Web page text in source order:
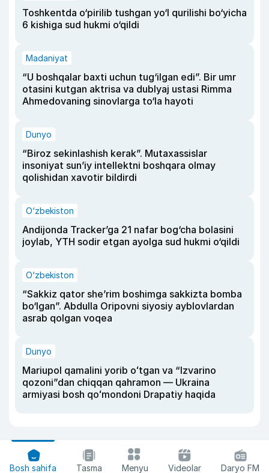
Toshkentda o‘pirilib tushgan yo‘l qurilishi bo‘yicha
6 kishiga sud hukmi o‘qildi
Madaniyat
“U boshqalar baxti uchun tug‘ilgan edi”. Bir umr
otasini kutgan aktrisa va dublyaj ustasi Rimma
Ahmedovaning sinovlarga to‘la hayoti
Dunyo
“Biroz sekinlashish kerak”. Mutaxassislar
insoniyat sun’iy intellektni boshqara olmay
qolishidan xavotir bildirdi
O‘zbekiston
Andijonda Tracker’ga 21 nafar bog‘cha bolasini
joylab, YTH sodir etgan ayolga sud hukmi o‘qildi
O‘zbekiston
“Sakkiz qator she’rim boshimga sakkizta bomba
bo‘lgan”. Abdulla Oripovni siyosiy ayblovlardan
asrab qolgan voqea
Dunyo
Mariupol qamalini yorib oʻtgan va “Izvarino
qozoni”dan chiqqan qahramon — Ukraina
armiyasi bosh qoʻmondoni Drapatiy haqida
Bosh sahifa Tasma Menyu Videolar Daryo FM